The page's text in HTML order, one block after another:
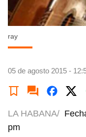
ray
05 de agosto 2015 -
LA HABANA/
pm